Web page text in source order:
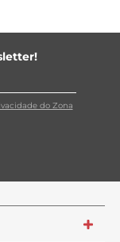
do Zona
+